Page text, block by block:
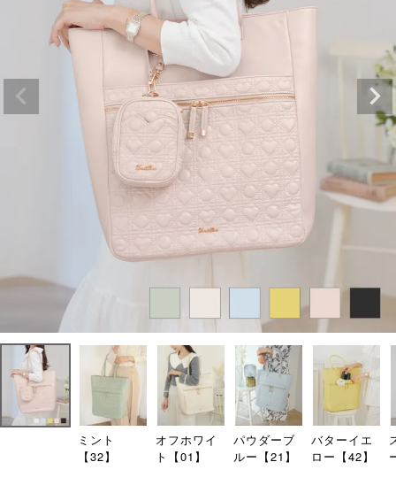
ミント
【32】
オフホワイ
ト【01】
パウダーブ
ルー【21】
バターイエ
ロー【42】